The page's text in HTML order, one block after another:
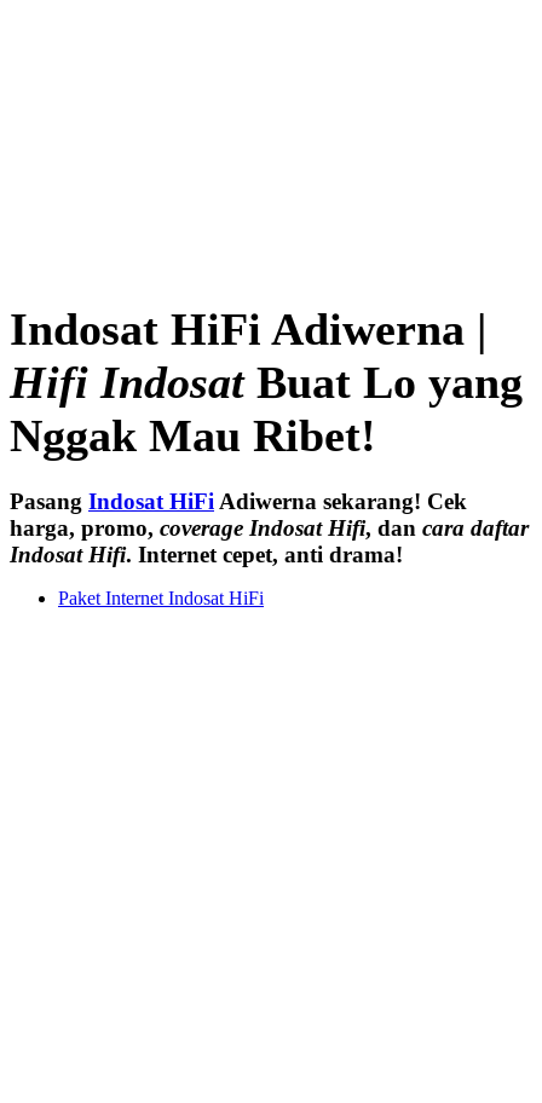
Indosat HiFi Adiwerna |
Hifi IndosatBuat Lo yang
Nggak Mau Ribet!
Pasang Indosat HiFi Adiwerna sekarang! Cek
harga, promo, coverage Indosat Hifi, dan cara daftar
Indosat Hifi. Internet cepet, anti drama!
Paket Internet Indosat HiFi